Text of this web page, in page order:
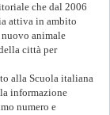
che dal 2006
attiva in ambito
nuovo animale
città per
alla Scuola italiana
informazione
numero e